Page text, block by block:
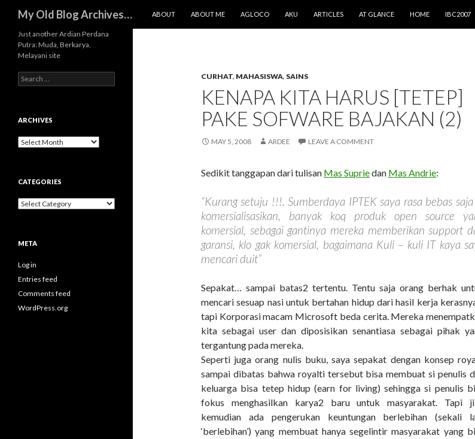
My Old Blog Archives…
ABOUT
ABOUT ME AGLOCO AKU ARTICLES AT GLANCE HOME IBC2007
CURHAT, MAHASISWA, SAINS
KENAPA KITA HARUS [TETEP]
PAKE SOFWARE BAJAKAN (2)
MAY 5, 2008 ARDEE LEAVE A COMMENT
Sedikit tanggapan dari tulisan Mas Supriedan Mas Andrie:
“Kurang setuju !!!. Sumberdaya IPTEK saya rasa bebas
komersialisasikan, banyak koq produk open source
komersial, sebagai gantinya mereka memberikan support
garansi, klo gak komersial, bagaimana Kuli – kuli IT kaya
mencari duit”
Sepakat… sampai batas2 tertentu. Tentu saja orang berhak
mencari sesuap nasi untuk bertahan hidup dari hasil kerja
tapi Korporasi macam Microsoft beda cerita. Mereka
kita sebagai user dan diposisikan senantiasa sebagai pihak
tergantung pada mereka.
Seperti juga orang nulis buku, saya sepakat dengan konsep
sampai dibatas bahwa royalti tersebut bisa membuat si penulis
keluarga bisa tetep hidup (earn for living) sehingga si penulis
fokus menghasilkan karya2 baru untuk masyarakat. Tapi
kemudian ada pengerukan keuntungan berlebihan (sekali
‘berlebihan’) yang membuat hanya segelintir masyarakat yang
Just another Ardian Perdana
Putra: Muda, Berkarya,
Melayani site
Search
for:
ARCHIVES
Archives
CATEGORIES
Categories
META
Log in
Entries feed
Comments feed
WordPress.org